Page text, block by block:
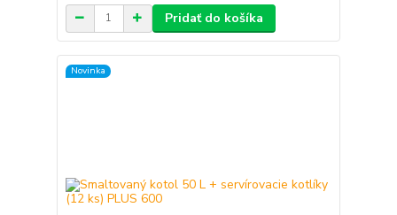
Pridať do košíka
Novinka